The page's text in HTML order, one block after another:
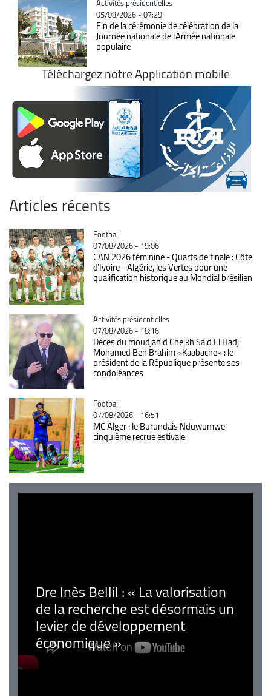
Catégorie
Activités présidentielles
05/08/2026 - 07:29
Fin de la cérémonie de célébration de la
Journée nationale de l'Armée nationale
populaire
Téléchargez notre Application mobile
Articles récents
Catégorie
Football
07/08/2026 - 19:06
CAN 2026 féminine - Quarts de finale : Côte
d'Ivoire - Algérie, les Vertes pour une
qualification historique au Mondial brésilien
Catégorie
Activités présidentielles
07/08/2026 - 18:16
Décès du moudjahid Cheikh Saïd El Hadj
Mohamed Ben Brahim «Kaabache» : le
président de la République présente ses
condoléances
Catégorie
Football
07/08/2026 - 16:51
MC Alger : le Burundais Nduwumwe
cinquième recrue estivale
Dre Inès Bellil : « La valorisation
de la recherche est désormais un
levier de développement
économique »